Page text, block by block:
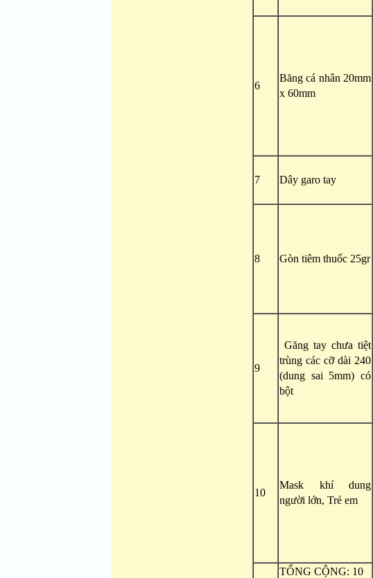
6
Băng cá nhân 20mm
x 60mm
7 Dây garo tay
8 Gòn tiêm thuốc 25gr
9
Găng tay chưa tiệt
trùng các cỡ dài 240
(dung sai 5mm) có
bột
10
Mask khí dung
người lớn, Trẻ em
TỔNG CỘNG: 10